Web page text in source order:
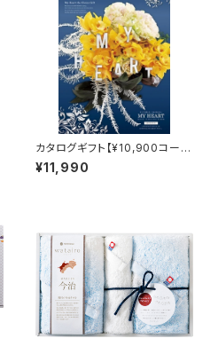
カタログギフト【¥10,900コー
ス】クレスト
¥11,990